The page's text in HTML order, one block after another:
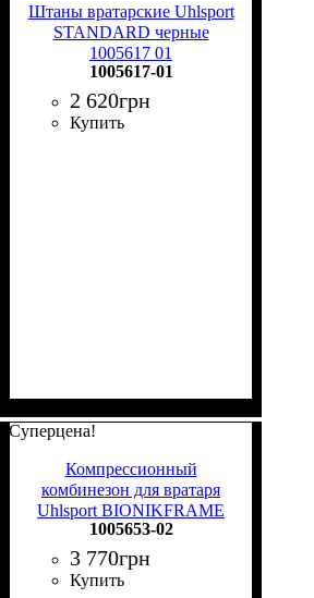
Штаны вратарские Uhlsport
STANDARD черные
1005617 01
1005617-01
2 620грн
Купить
Суперцена!
Компрессионный
комбинезон для вратаря
Uhlsport BIONIKFRAME
3/4 BODYSUIT BLACK
EDITION черный 1005653
02
1005653-02
3 770грн
Купить